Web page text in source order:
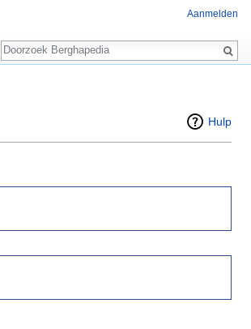
Hulp
Aanmelden
Zoeken